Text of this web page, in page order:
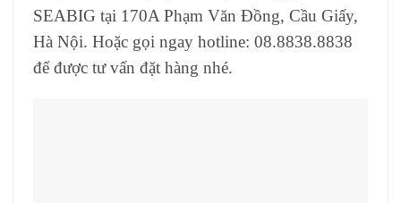
SEABIG tại 170A Phạm Văn Đồng, Cầu Giấy,
Hà Nội. Hoặc gọi ngay hotline: 08.8838.8838
để được tư vấn đặt hàng nhé.